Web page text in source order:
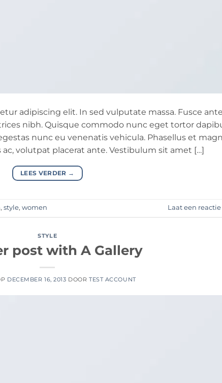
adipiscing elit. In sed vulputate massa. Fusce ante
nibh. Quisque commodo nunc eget tortor
nunc eu venenatis vehicula. Phasellus et
volutpat placerat ante. Vestibulum sit amet […]
LEES VERDER →
, style, women Laat een
STYLE
post with A Gallery
DECEMBER 16, 2013 DOOR TEST ACCOUNT